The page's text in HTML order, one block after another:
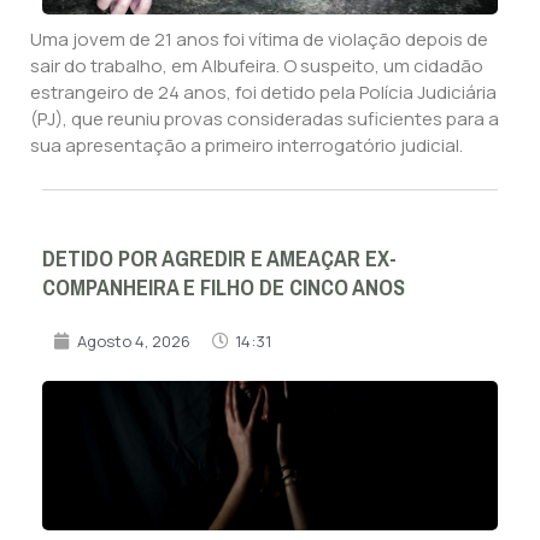
Uma jovem de 21 anos foi vítima de violação depois de
sair do trabalho, em Albufeira. O suspeito, um cidadão
estrangeiro de 24 anos, foi detido pela Polícia Judiciária
(PJ), que reuniu provas consideradas suficientes para a
sua apresentação a primeiro interrogatório judicial.
DETIDO POR AGREDIR E AMEAÇAR EX-
COMPANHEIRA E FILHO DE CINCO ANOS
Agosto 4, 2026 14:31